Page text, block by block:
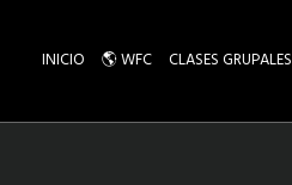
INICIO 🌎 WFC CLASES GRUPALES